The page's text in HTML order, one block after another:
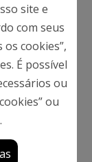
site e
com seus
os cookies”,
É possível
ou
ou